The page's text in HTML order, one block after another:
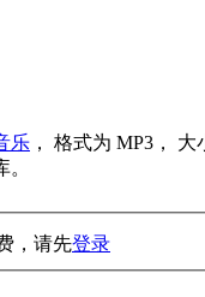
乐 ， 格式为 MP3，
，请先登录